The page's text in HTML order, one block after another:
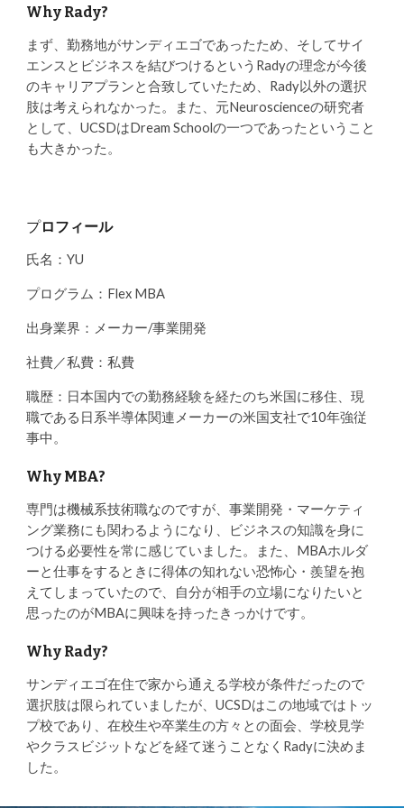
Why Rady?
まず、勤務地がサンディエゴであったため、そしてサイ
エンスとビジネスを結びつけるというRadyの理念が今後
のキャリアプランと合致していたため、Rady以外の選択
肢は考えられなかった。また、元Neuroscienceの研究者
として、UCSDはDream Schoolの一つであったということ
も大きかった。
プロフィール
氏名：YU
プログラム：Flex MBA
出身業界：メーカー/事業開発
社費／私費：私費
職歴：日本国内での勤務経験を経たのち米国に移住、現
職である日系半導体関連メーカーの米国支社で10年強従
事中。
Why MBA?
専門は機械系技術職なのですが、事業開発・マーケティ
ング業務にも関わるようになり、ビジネスの知識を身に
つける必要性を常に感じていました。また、MBAホルダ
ーと仕事をするときに得体の知れない恐怖心・羨望を抱
えてしまっていたので、自分が相手の立場になりたいと
思ったのがMBAに興味を持ったきっかけです。
Why Rady?
サンディエゴ在住で家から通える学校が条件だったので
選択肢は限られていましたが、UCSDはこの地域ではトッ
プ校であり、在校生や卒業生の方々との面会、学校見学
やクラスビジットなどを経て迷うことなくRadyに決めま
した。